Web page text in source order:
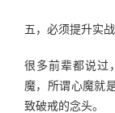
五，必须提升实
很多前辈都说过
魔，所谓心魔就
致破戒的念头。